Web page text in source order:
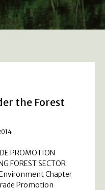
the Forest
PROMOTION
FOREST SECTOR
Environment Chapter
Promotion